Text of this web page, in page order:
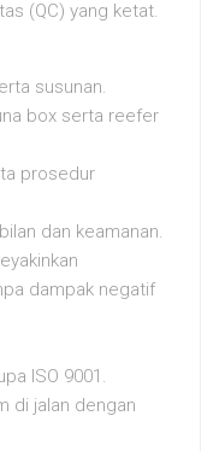
(QC) yang ketat.
susunan.
box serta reefer
prosedur
dan keamanan.
dampak negatif
ISO 9001.
di jalan dengan